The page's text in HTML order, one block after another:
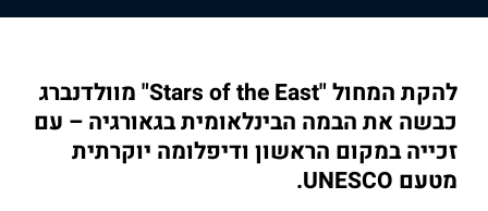
להקת המחול "Stars of the East" מוולדנברג
כבשה את הבמה הבינלאומית בגאורגיה – עם
זכייה במקום הראשון ודיפלומה יוקרתית
מטעם UNESCO.
תל אביב